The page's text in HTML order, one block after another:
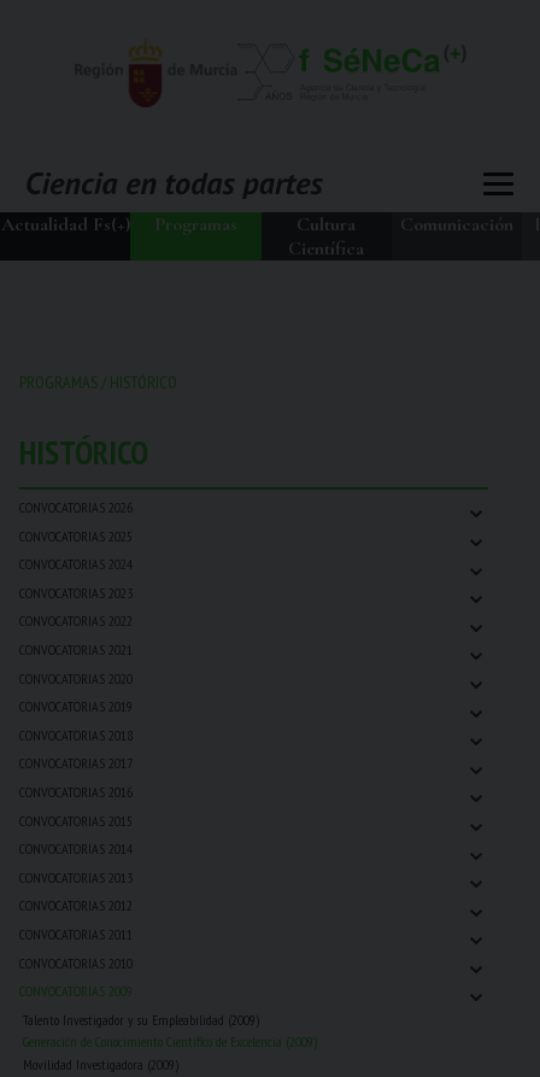
Actualidad Fs(+) Programas
Cultura
Científica
Comunicación
PROGRAMAS / HISTÓRICO
HISTÓRICO
CONVOCATORIAS 2026 ⌄
CONVOCATORIAS 2025 ⌄
CONVOCATORIAS 2024 ⌄
CONVOCATORIAS 2023 ⌄
CONVOCATORIAS 2022 ⌄
CONVOCATORIAS 2021 ⌄
CONVOCATORIAS 2020 ⌄
CONVOCATORIAS 2019 ⌄
CONVOCATORIAS 2018 ⌄
CONVOCATORIAS 2017 ⌄
CONVOCATORIAS 2016 ⌄
CONVOCATORIAS 2015 ⌄
CONVOCATORIAS 2014 ⌄
CONVOCATORIAS 2013 ⌄
CONVOCATORIAS 2012 ⌄
CONVOCATORIAS 2011 ⌄
CONVOCATORIAS 2010 ⌄
CONVOCATORIAS 2009 ⌄
Talento Investigador y su Empleabilidad (2009)
Generación de Conocimiento Científico de Excelencia (2009)
Movilidad Investigadora (2009)